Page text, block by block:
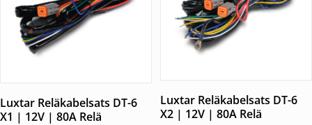
Luxtar Reläkabelsats DT-6
X1 | 12V | 80A Relä
Luxtar Reläkabelsats DT-6
X2 | 12V | 80A Relä